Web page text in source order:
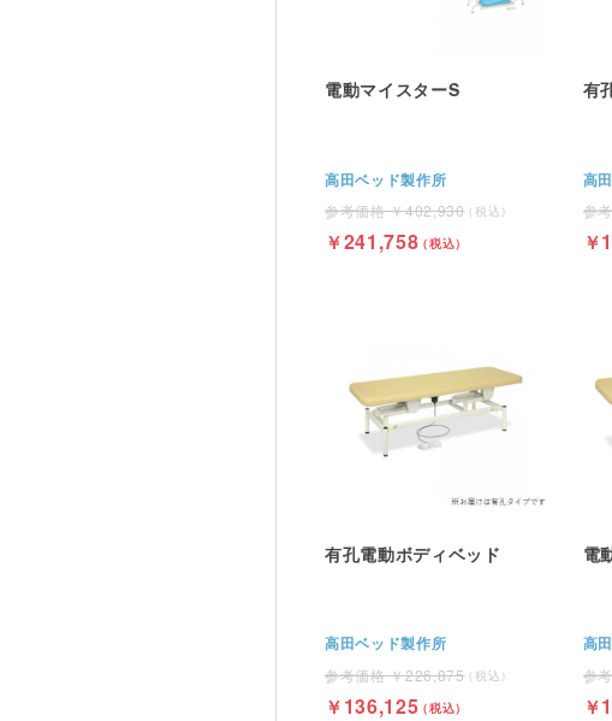
電動マイスターS
高田ベッド製作所
402,930
241,758
有
高
有孔電動ボディベッド
高田ベッド製作所
226,875
136,125
電
高